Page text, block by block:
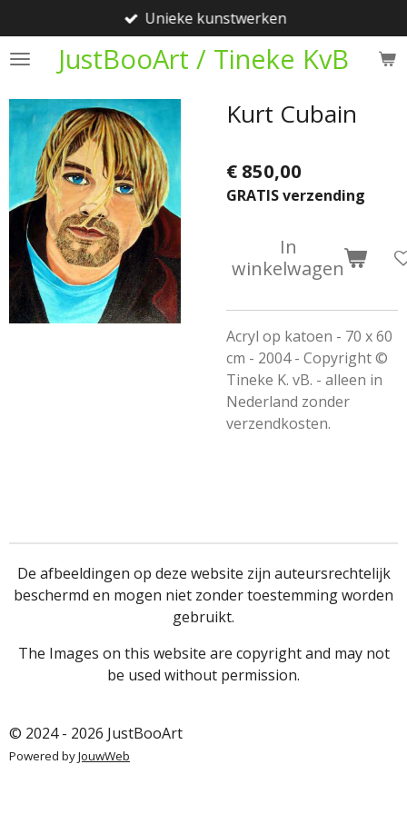
direct
naar
hoofdinhoud
JustBooArt / Tineke KvB
Unieke kunstwerken
Kurt Cubain
€ 850,00
GRATIS verzending
In
winkelwagen
Acryl op katoen - 70 x 60
cm - 2004 - Copyright ©
Tineke K. vB. - alleen in
Nederland zonder
verzendkosten.
De afbeeldingen op deze website zijn auteursrechtelijk
beschermd en mogen niet zonder toestemming worden
gebruikt.
The Images on this website are copyright and may not
be used without permission.
© 2024 - 2026 JustBooArt
Powered byJouwWeb